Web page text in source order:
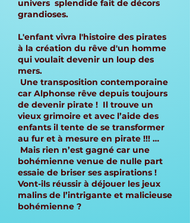
univers splendide fait de décors
grandioses.
L'enfant vivra l'histoire des pirates
à la création du rêve d'un homme
qui voulait devenir un loup des
mers.
Une transposition contemporaine
car Alphonse rêve depuis toujours
de devenir pirate ! Il trouve un
vieux grimoire et avec l’aide des
enfants il tente de se transformer
au fur et à mesure en pirate !!! …
Mais rien n’est gagné car une
bohémienne venue de nulle part
essaie de briser ses aspirations !
Vont-ils réussir à déjouer les jeux
malins de l’intrigante et malicieuse
bohémienne ?